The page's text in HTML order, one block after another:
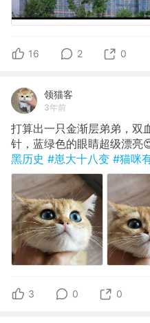
16 2 0
领猫客
3年前
打算出一只金渐层弟弟，双
针，蓝绿色的眼睛超级漂亮
黑历史 #崽大十八变 #猫咪
3 0 0